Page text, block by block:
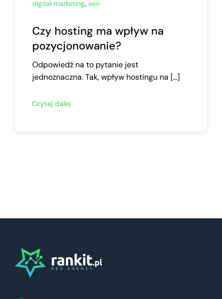
digital marketing, seo
Czy hosting ma wpływ na
pozycjonowanie?
Odpowiedź na to pytanie jest
jednoznaczna. Tak, wpływ hostingu na [...]
Czytaj dalej